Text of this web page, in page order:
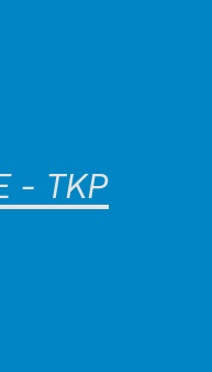
- TKP